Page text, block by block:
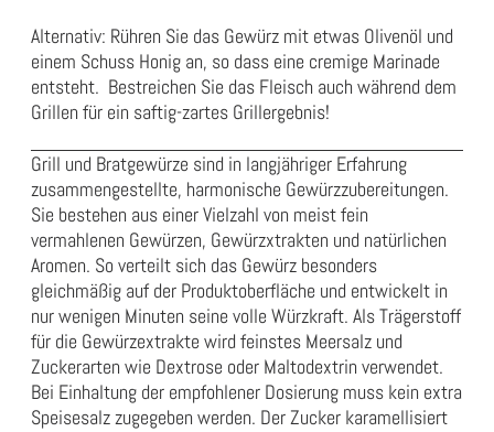
Alternativ: Rühren Sie das Gewürz mit etwas Olivenöl und
einem Schuss Honig an, so dass eine cremige Marinade
entsteht. Bestreichen Sie das Fleisch auch während dem
Grillen für ein saftig-zartes Grillergebnis!
Grill und Bratgewürze sind in langjähriger Erfahrung
zusammengestellte, harmonische Gewürzzubereitungen.
Sie bestehen aus einer Vielzahl von meist fein
vermahlenen Gewürzen, Gewürzxtrakten und natürlichen
Aromen. So verteilt sich das Gewürz besonders
gleichmäßig auf der Produktoberfläche und entwickelt in
nur wenigen Minuten seine volle Würzkraft. Als Trägerstoff
für die Gewürzextrakte wird feinstes Meersalz und
Zuckerarten wie Dextrose oder Maltodextrin verwendet.
Bei Einhaltung der empfohlener Dosierung muss kein extra
Speisesalz zugegeben werden. Der Zucker karamellisiert